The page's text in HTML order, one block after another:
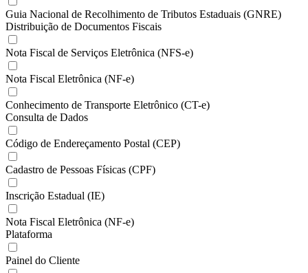
Guia Nacional de Recolhimento de Tributos Estaduais (GNRE)
Distribuição de Documentos Fiscais
Nota Fiscal de Serviços Eletrônica (NFS-e)
Nota Fiscal Eletrônica (NF-e)
Conhecimento de Transporte Eletrônico (CT-e)
Consulta de Dados
Código de Endereçamento Postal (CEP)
Cadastro de Pessoas Físicas (CPF)
Inscrição Estadual (IE)
Nota Fiscal Eletrônica (NF-e)
Plataforma
Painel do Cliente